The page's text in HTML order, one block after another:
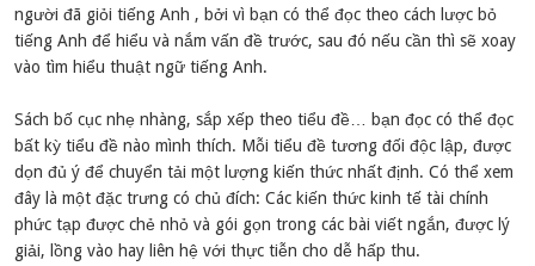
người đã giỏi tiếng Anh , bởi vì bạn có thể đọc theo cách lược bỏ
tiếng Anh để hiểu và nắm vấn đề trước, sau đó nếu cần thì sẽ xoay
vào tìm hiểu thuật ngữ tiếng Anh.
Sách bố cục nhẹ nhàng, sắp xếp theo tiểu đề… bạn đọc có thể đọc
bất kỳ tiểu đề nào mình thích. Mỗi tiểu đề tương đối độc lập, được
dọn đủ ý để chuyển tải một lượng kiến thức nhất định. Có thể xem
đây là một đặc trưng có chủ đích: Các kiến thức kinh tế tài chính
phức tạp được chẻ nhỏ và gói gọn trong các bài viết ngắn, được lý
giải, lồng vào hay liên hệ với thực tiễn cho dễ hấp thu.